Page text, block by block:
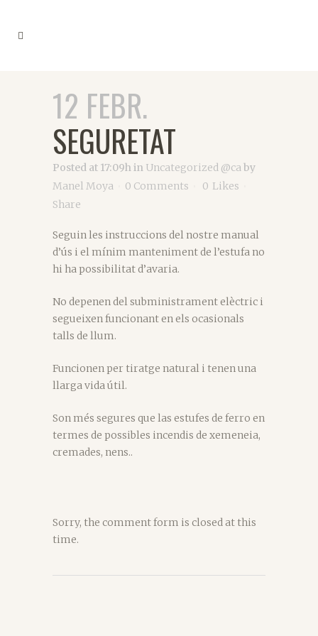
12 FEBR.
SEGURETAT
Posted at 17:09hin Uncategorized @caby
Manel Moya
0 Comments 0 Likes
Share
Seguin les instruccions del nostre manual
d’ús i el mínim manteniment de l’estufa no
hi ha possibilitat d’avaria.
No depenen del subministrament elèctric i
segueixen funcionant en els ocasionals
talls de llum.
Funcionen per tiratge natural i tenen una
llarga vida útil.
Son més segures que las estufes de ferro en
termes de possibles incendis de xemeneia,
cremades, nens..
Sorry, the comment form is closed at this
time.